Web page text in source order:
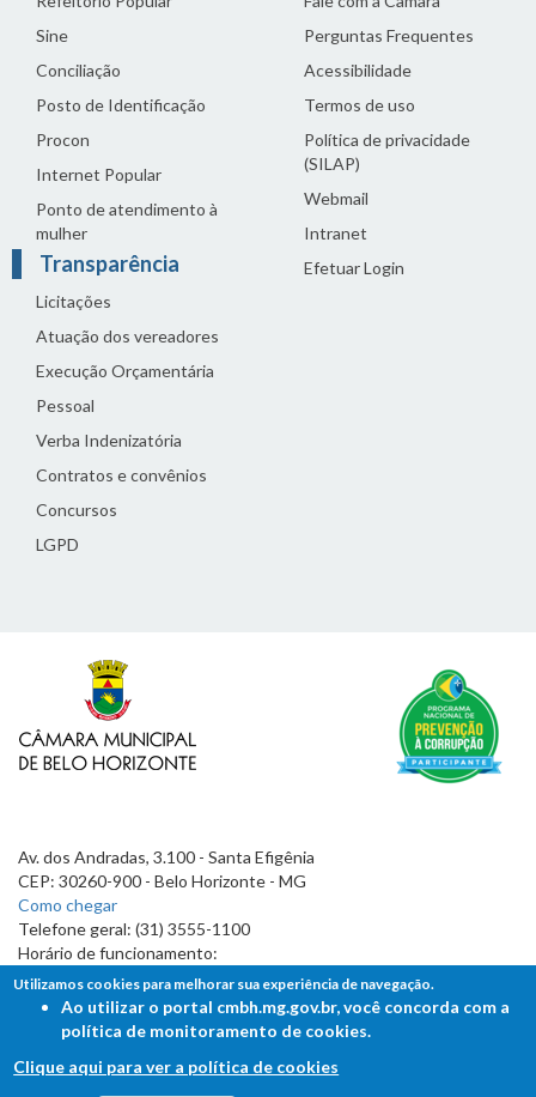
Sine
Conciliação
Posto de Identificação
Procon
Internet Popular
Ponto de atendimento à
mulher
Transparência
Licitações
Atuação dos vereadores
Execução Orçamentária
Pessoal
Verba Indenizatória
Contratos e convênios
Concursos
LGPD
Perguntas Frequentes
Acessibilidade
Termos de uso
Política de privacidade
(SILAP)
Webmail
Intranet
Efetuar Login
Av. dos Andradas, 3.100 - Santa Efigênia
CEP: 30260-900 - Belo Horizonte - MG
Como chegar
Telefone geral: (31) 3555-1100
Horário de funcionamento:
7h às 19h
Utilizamos cookies para melhorar sua experiência de navegação.
Ao utilizar o portal cmbh.mg.gov.br, você concorda com a
política de monitoramento de cookies.
Clique aqui para ver a política de cookies